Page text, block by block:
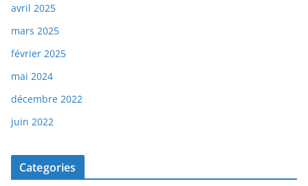
avril 2025
mars 2025
février 2025
mai 2024
décembre 2022
juin 2022
Categories